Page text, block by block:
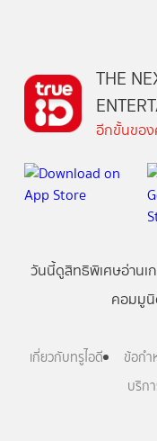
THE
อีกขั้นของ
วันนี้ดูสิทธิพิเศษอ่านเ
คอมมู
เกี่ยวกับทรูไอดี ข้อกำ
บริก